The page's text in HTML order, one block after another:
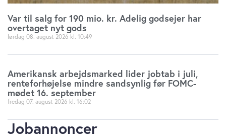
Var til salg for 190 mio. kr. Adelig godsejer har
overtaget nyt gods
lørdag 08. august 2026 10:49
Amerikansk arbejdsmarked lider jobtab i juli,
renteforhøjelse mindre sandsynlig før FOMC-
mødet 16. september
fredag 07. august 2026 16:02
Jobannoncer